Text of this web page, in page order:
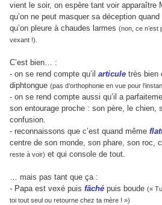
vient le soir, on espère tant voir apparaître
qu’on ne peut masquer sa déception
qu’on pleure à chaudes larmes (non, ce
vexant !).
C’est bien… :
- on se rend compte qu’il articule très bien
diphtongue (pas d’orthophonie en vue pour
- on se rend compte aussi qu’il a
son entourage proche : son père, le chien,
confusion.
- reconnaissons que c’est quand même
centre de son monde, son phare, son roc,
reste à voir) et qui console de tout.
… mais pas tant que ça :
- Papa est vexé puis fâché puis boude («
toi tout seul ou retourne chez ta mère ! »)